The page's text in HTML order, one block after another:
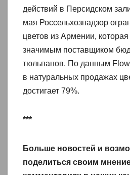
действий в Персидском
мая Россельхознадзор
цветов из Армении,
значимым поставщиком
тюльпанов. По данным
в натуральных продажах
достигает 79%.
***
Больше новостей и
поделиться своим